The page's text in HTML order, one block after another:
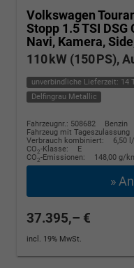
Volkswagen
Stopp 1.5 TSI
Navi, Kamera,
110 kW (150 PS),
unverbindliche Lieferzeit: 14
Delfingrau Metallic
Fahrzeugnr.: 508682
Benzin
Fahrzeug mit Tageszulassung
Verbrauch kombiniert:
6,50
CO2-Klasse:
E
CO2-Emissionen: 148,00 g/
»
37.395,– €
incl. 19% MwSt.